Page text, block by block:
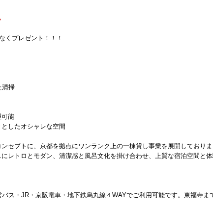
くプレゼント！！！
清掃
能
したオシャレな空間
セプトに、京都を拠点にワンランク上の一棟貸し事業を展開しておりま
レトロとモダン、清潔感と風呂文化を掛け合わせ、上質な宿泊空間と
ス・JR・京阪電車・地下鉄烏丸線４WAYでご利用可能です。東福寺ま